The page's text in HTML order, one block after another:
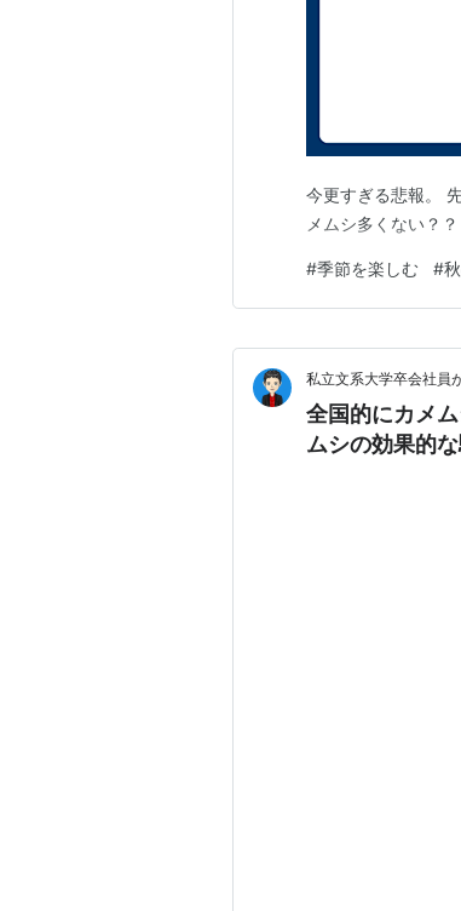
今更すぎる悲報。
メムシ多くない？？
#季節を楽しむ #
私立文系大学卒会社員
全国的にカメ
ムシの効果的